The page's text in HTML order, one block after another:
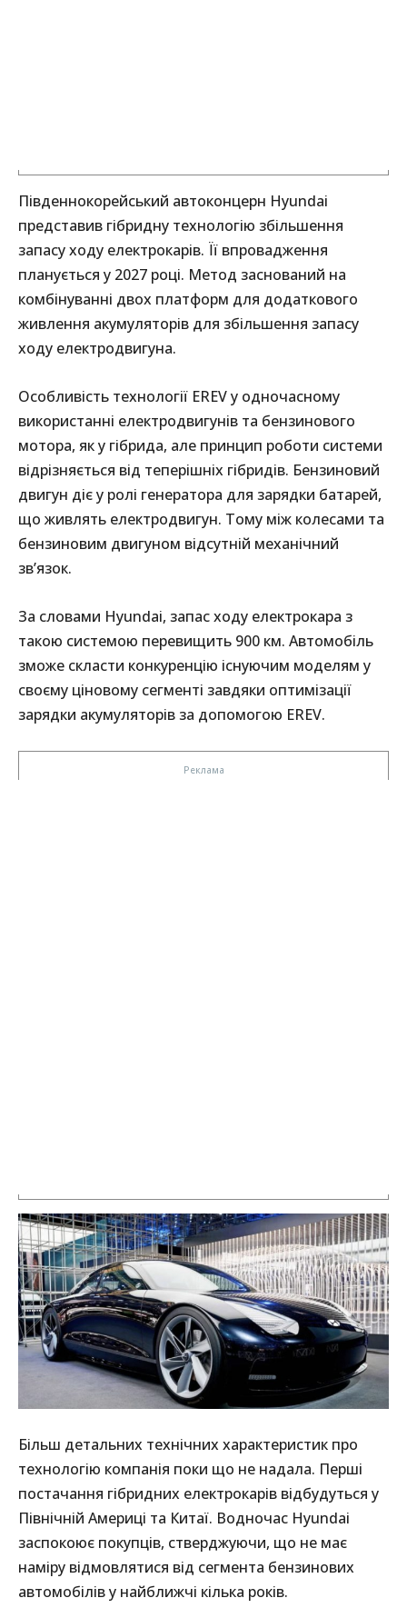
Південнокорейський автоконцерн Hyundai
представив гібридну технологію збільшення
запасу ходу електрокарів. Її впровадження
планується у 2027 році. Метод заснований на
комбінуванні двох платформ для додаткового
живлення акумуляторів для збільшення запасу
ходу електродвигуна.
Особливість технології EREV у одночасному
використанні електродвигунів та бензинового
мотора, як у гібрида, але принцип роботи системи
відрізняється від теперішніх гібридів. Бензиновий
двигун діє у ролі генератора для зарядки батарей,
що живлять електродвигун. Тому між колесами та
бензиновим двигуном відсутній механічний
зв’язок.
За словами Hyundai, запас ходу електрокара з
такою системою перевищить 900 км. Автомобіль
зможе скласти конкуренцію існуючим моделям у
своєму ціновому сегменті завдяки оптимізації
зарядки акумуляторів за допомогою EREV.
Більш детальних технічних характеристик про
технологію компанія поки що не надала. Перші
постачання гібридних електрокарів відбудуться у
Північній Америці та Китаї. Водночас Hyundai
заспокоює покупців, стверджуючи, що не має
наміру відмовлятися від сегмента бензинових
автомобілів у найближчі кілька років.